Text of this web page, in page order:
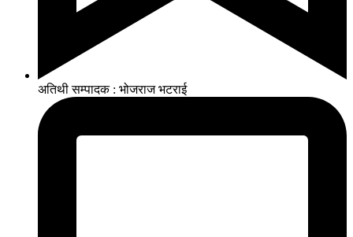
अतिथी सम्पादक : भोजराज भटराई